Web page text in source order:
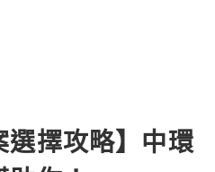
選擇攻略】中環